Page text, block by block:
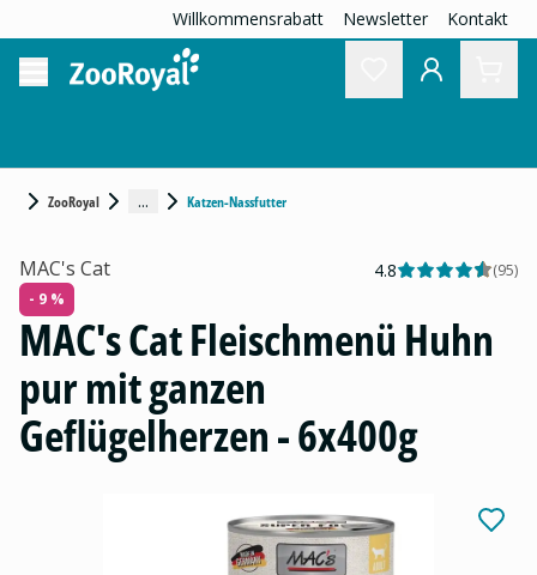
Willkommensrabatt Newsletter Kontakt
ZooRoyal ... Katzen-Nassfutter
MAC's Cat 4.8 (95)
- 9 %
MAC's Cat Fleischmenü Huhn
pur mit ganzen
Geflügelherzen - 6x400g